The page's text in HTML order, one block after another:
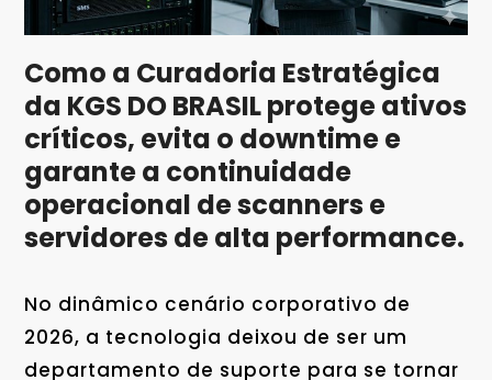
Como a Curadoria Estratégica
da KGS DO BRASIL protege ativos
críticos, evita o downtime e
garante a continuidade
operacional de scanners e
servidores de alta performance.
No dinâmico cenário corporativo de
2026, a tecnologia deixou de ser um
departamento de suporte para se tornar